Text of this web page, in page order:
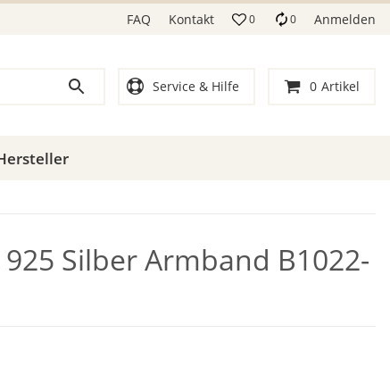
FAQ Kontakt 0 0 Anmelden
Service & Hilfe 0 Artikel
Silber Armband B1022-